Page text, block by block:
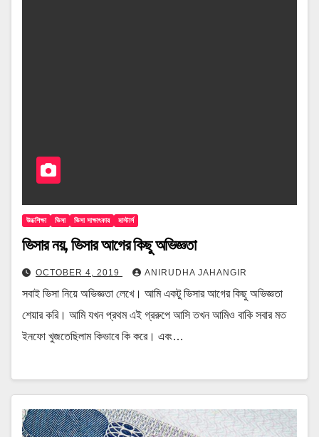
উচ্চশিক্ষা ভিসা ভিসা সাক্ষাৎকার মাস্টার্স
ভিসার নয়, ভিসার আগের কিছু অভিজ্ঞতা
OCTOBER 4, 2019 ANIRUDHA JAHANGIR
সবাই ভিসা নিয়ে অভিজ্ঞতা লেখে। আমি একটু ভিসার আগের কিছু অভিজ্ঞতা
শেয়ার করি। আমি যখন প্রথম এই গ্ররুপে আসি তখন আমিও বাকি সবার মত
ইনফো খুজতেছিলাম কিভাবে কি করে। এবং…